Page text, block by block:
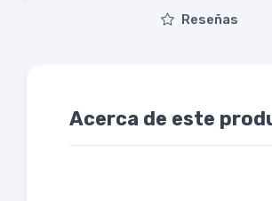
Reseñas
Acerca de este